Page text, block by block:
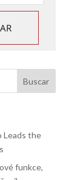
Leads the
funkce,